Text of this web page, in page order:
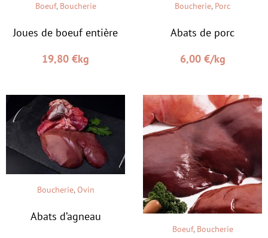
Boeuf, Boucherie
Joues de boeuf entière
19,80 €kg
Boucherie, Porc
Abats de porc
6,00 €/kg
Boucherie,Ovin
Abats d’agneau
Boeuf, Boucherie